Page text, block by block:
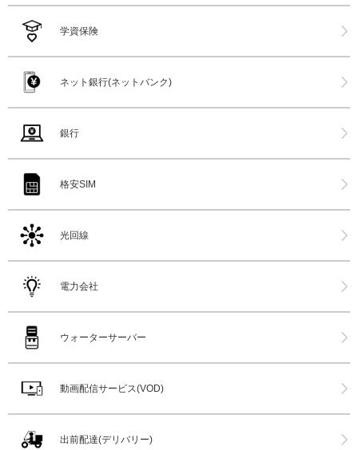
学資保険
ネット銀行(ネットバンク)
銀行
格安SIM
光回線
電力会社
ウォーターサーバー
動画配信サービス(VOD)
出前配達(デリバリー)